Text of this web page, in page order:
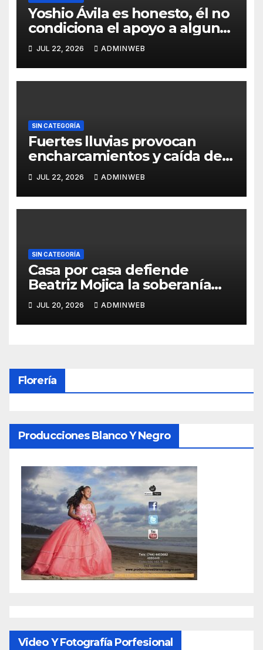
Yoshio Ávila es honesto, él no
condiciona el apoyo a alguna
figura política por una
candidatura
JUL 22, 2026 ADMINWEB
SIN CATEGORÍA
Fuertes lluvias provocan
encharcamientos y caída de
un árbol, sin daños graves en
Acapulco
JUL 22, 2026 ADMINWEB
SIN CATEGORÍA
Casa por casa defiende
Beatriz Mojica la soberanía
nacional en Tlapa
JUL 20, 2026 ADMINWEB
Florería
Producciones Blanco Y Negro
Video Y Fotografía Porfesional